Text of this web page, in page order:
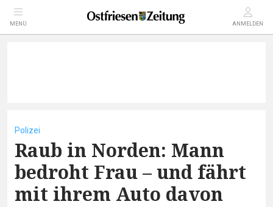
MENÜ ANMELDEN
Polizei
Raub in Norden: Mann
bedroht Frau – und fährt
mit ihrem Auto davon